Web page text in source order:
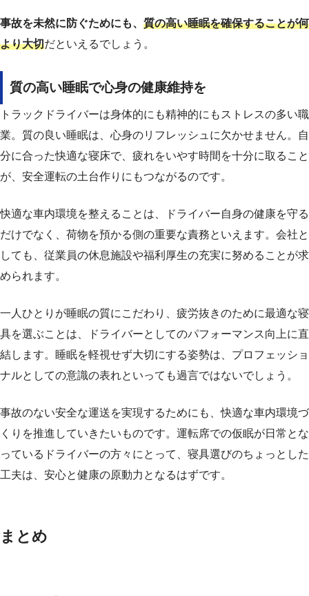
事故を未然に防ぐためにも、 質の高い睡眠を確保することが何
より大切だといえるでしょう。
質の高い睡眠で心身の健康維持を
トラックドライバーは身体的にも精神的にもストレスの多い職
業。質の良い睡眠は、心身のリフレッシュに欠かせません。自
分に合った快適な寝床で、疲れをいやす時間を十分に取ること
が、安全運転の土台作りにもつながるのです。
快適な車内環境を整えることは、ドライバー自身の健康を守る
だけでなく、荷物を預かる側の重要な責務といえます。会社と
しても、従業員の休息施設や福利厚生の充実に努めることが求
められます。
一人ひとりが睡眠の質にこだわり、疲労抜きのために最適な寝
具を選ぶことは、ドライバーとしてのパフォーマンス向上に直
結します。睡眠を軽視せず大切にする姿勢は、プロフェッショ
ナルとしての意識の表れといっても過言ではないでしょう。
事故のない安全な運送を実現するためにも、快適な車内環境づ
くりを推進していきたいものです。運転席での仮眠が日常とな
っているドライバーの方々にとって、寝具選びのちょっとした
工夫は、安心と健康の原動力となるはずです。
まとめ